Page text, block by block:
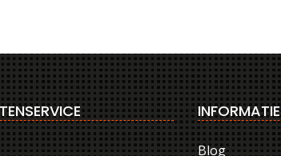
INFORMATIE
Blog